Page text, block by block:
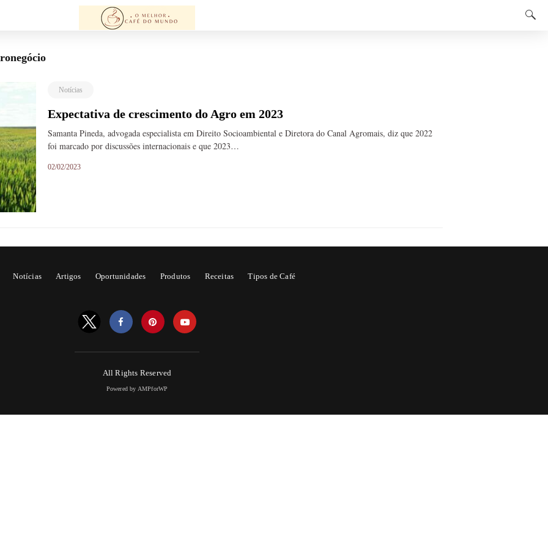
Notícias
Expectativa de crescimento do Agro em 2023
Samanta Pineda, advogada especialista em Direito Socioambiental e Diretora do Canal Agromais, diz que 2022
foi marcado por discussões internacionais e que 2023…
02/02/2023
Notícias Artigos Oportunidades Produtos Receitas Tipos de Café
All Rights Reserved
Powered by AMPforWP